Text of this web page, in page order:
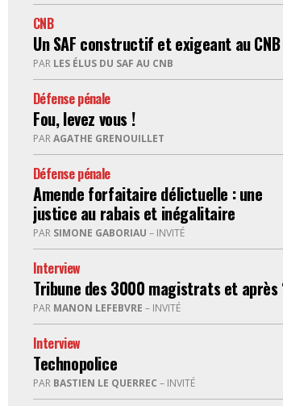
CNB
Un SAF constructif et exigeant au CNB
PAR LES ÉLUS DU SAF AU CNB
Défense pénale
Fou, levez vous !
PARAGATHE GRENOUILLET
Défense pénale
Amende forfaitaire délictuelle : une
justice au rabais et inégalitaire
PAR SIMONE GABORIAU – INVITÉ
Interview
Tribune des 3000 magistrats et après
PAR MANON LEFEBVRE – INVITÉ
Interview
Technopolice
PAR BASTIEN LE QUERREC – INVITÉ